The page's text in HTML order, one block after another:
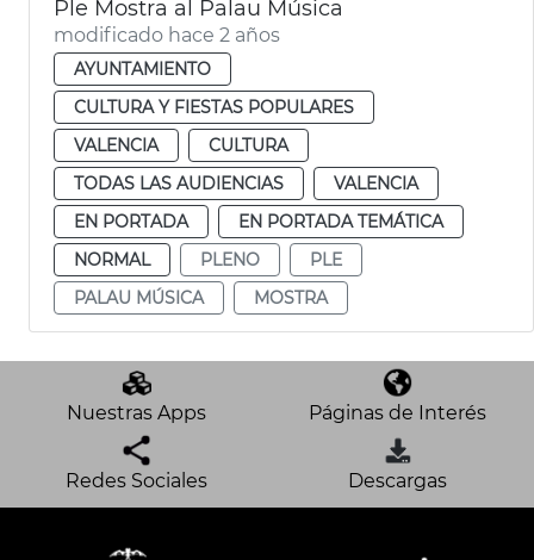
Ple Mostra al Palau Música
modificado hace 2 años
AYUNTAMIENTO
CULTURA Y FIESTAS POPULARES
VALENCIA
CULTURA
TODAS LAS AUDIENCIAS
VALENCIA
EN PORTADA
EN PORTADA TEMÁTICA
NORMAL
PLENO
PLE
PALAU MÚSICA
MOSTRA
Nuestras Apps Páginas de Interés
Redes Sociales Descargas